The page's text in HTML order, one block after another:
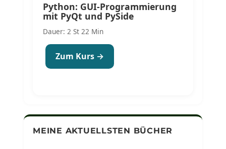
Python: GUI-Programmierung
mit PyQt und PySide
Dauer: 2 St 22 Min
Zum Kurs →
MEINE AKTUELLSTEN BÜCHER